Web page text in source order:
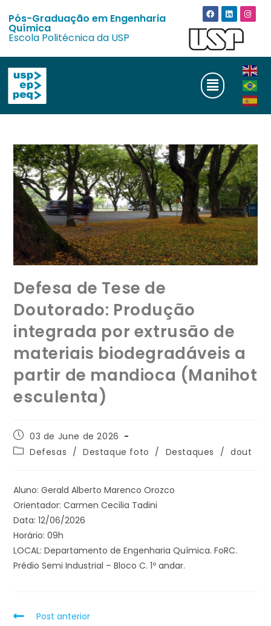
Pós-Graduação em Engenharia
Química
Escola Politécnica da USP
Defesa de Tese de
Doutorado: Produção
integrada por extrusão de
materiais biodegradáveis a
partir de mandioca (Manihot
esculenta)
03 de June de 2026
Defesas / Destaque foto / Destaques / dout
Aluno: Gerald Alberto Marenco Orozco
Orientador: Carmen Cecilia Tadini
Data: 12/06/2026
Horário: 09h
LOCAL: Departamento de Engenharia Química. FoRC.
Prédio Semi Industrial – Bloco C. 1º andar.
Post anterior